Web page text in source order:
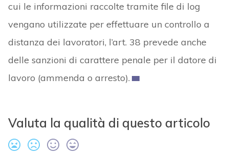
cui le informazioni raccolte tramite file di log
vengano utilizzate per effettuare un controllo a
distanza dei lavoratori, l’art. 38 prevede anche
delle sanzioni di carattere penale per il datore di
lavoro (ammenda o arresto).
Valuta la qualità di questo articolo